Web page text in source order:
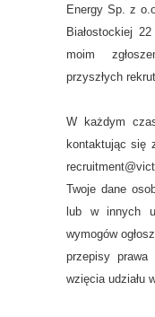
Energy Sp. z
Białostockiej
moim
przyszłych
W każdym
kontaktując się
Twoje dane
lub w innych
wymogów
przepisy
wzięcia udziału